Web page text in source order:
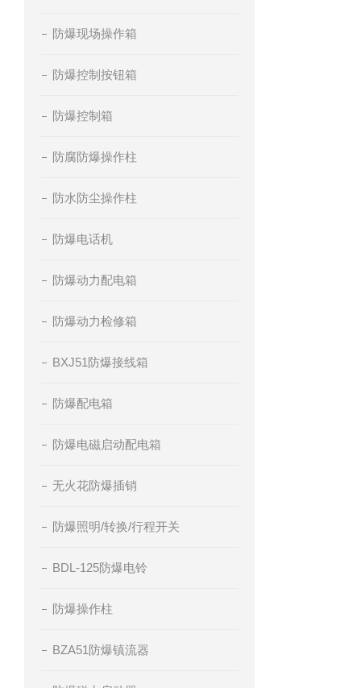
防爆现场操作箱
防爆控制按钮箱
防爆控制箱
防腐防爆操作柱
防水防尘操作柱
防爆电话机
防爆动力配电箱
防爆动力检修箱
BXJ51防爆接线箱
防爆配电箱
防爆电磁启动配电箱
无火花防爆插销
防爆照明/转换/行程开关
BDL-125防爆电铃
防爆操作柱
BZA51防爆镇流器